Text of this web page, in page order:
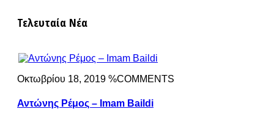
Τελευταία Νέα
Οκτωβρίου 18, 2019 %COMMENTS
Αντώνης Ρέμος – Imam Baildi